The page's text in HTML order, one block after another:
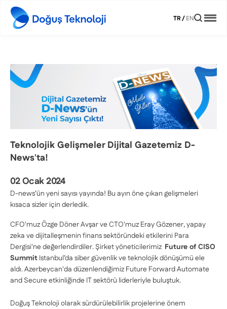
TR/EN
Teknolojik Gelişmeler Dijital Gazetemiz D-
News'ta!
02 Ocak 2024
D-news’ün yeni sayısı yayında! Bu ayın öne çıkan gelişmeleri
kısaca sizler için derledik.
CFO'muz Özge Döner Avşar ve CTO'muz Eray Gözener, yapay
zeka ve dijitalleşmenin finans sektöründeki etkilerini Para
Dergisi'ne değerlendirdiler. Şirket yöneticilerimiz Future of CISO
Summit Istanbul’da siber güvenlik ve teknolojik dönüşümü ele
aldı. Azerbeycan'da düzenlendiğimiz Future Forward Automate
and Secure etkinliğinde IT sektörü liderleriyle buluştuk.
Doğuş Teknoloji olarak sürdürülebilirlik projelerine önem